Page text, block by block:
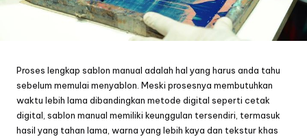
Proses lengkap sablon manual adalah hal yang harus anda tahu
sebelum memulai menyablon. Meski prosesnya membutuhkan
waktu lebih lama dibandingkan metode digital seperti cetak
digital, sablon manual memiliki keunggulan tersendiri, termasuk
hasil yang tahan lama, warna yang lebih kaya dan tekstur khas